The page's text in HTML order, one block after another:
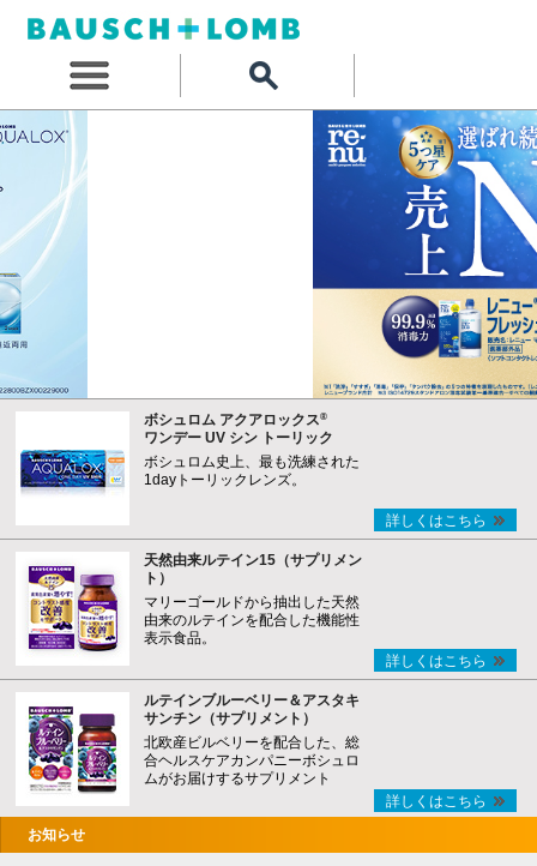
ボシュロム アクアロックス®
ワンデー UV シン トーリック
ボシュロム史上、最も洗練された
1dayトーリックレンズ。
詳しくはこちら
天然由来ルテイン15（サプリメン
ト）
マリーゴールドから抽出した天然
由来のルテインを配合した機能性
表示食品。
詳しくはこちら
ルテインブルーベリー＆アスタキ
サンチン（サプリメント）
北欧産ビルベリーを配合した、総
合ヘルスケアカンパニーボシュロ
ムがお届けするサプリメント
詳しくはこちら
お知らせ